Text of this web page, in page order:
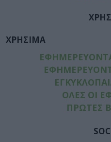
ΧΡΗΣΙΜΑ
ΟΛΕΣ ΟΙ
ΠΡΩΤΕΣ